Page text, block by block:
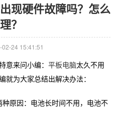
现硬件故障吗？怎么
？
24 15:41:51
意来问小编： 平板电脑太久不用
就为大家总结出解决办法：
原因 ： 电池长时间不用，电池不